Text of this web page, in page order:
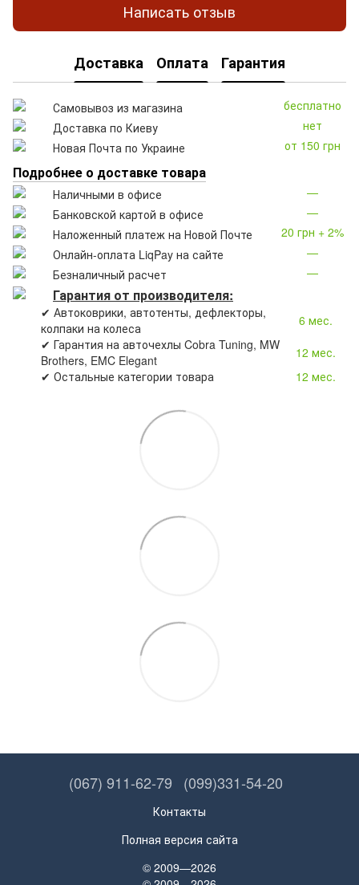
Написать отзыв
Доставка Оплата Гарантия
Самовывоз из магазина
бесплатно
Доставка по Киеву
нет
Новая Почта по Украине
от 150 грн
Подробнее о доставке товара
Наличными в офисе
—
Банковской картой в офисе
—
Наложенный платеж на Новой Почте
20 грн + 2%
Онлайн-оплата LiqPay на сайте
—
Безналичный расчет
—
Гарантия от производителя:
✔ Автоковрики, автотенты, дефлекторы,
колпаки на колеса
6 мес.
✔ Гарантия на авточехлы Cobra Tuning, MW
Brothers, EMC Elegant
12 мес.
✔ Остальные категории товара
12 мес.
(067) 911-62-79 (099)331-54-20
Контакты
Полная версия сайта
© 2009—2026